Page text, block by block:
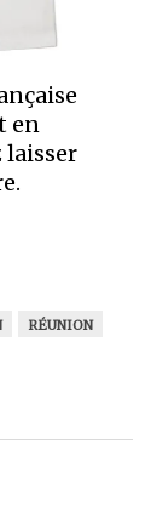
en
laisser
RÉUNION